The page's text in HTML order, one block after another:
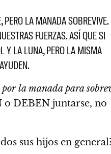
LA MANADA SOBREVIVE.
FUERZAS. ASÍ QUE SI
Y LA LUNA, PERO LA MISMA
la manada para
o DEBEN juntarse, no
sus hijos en